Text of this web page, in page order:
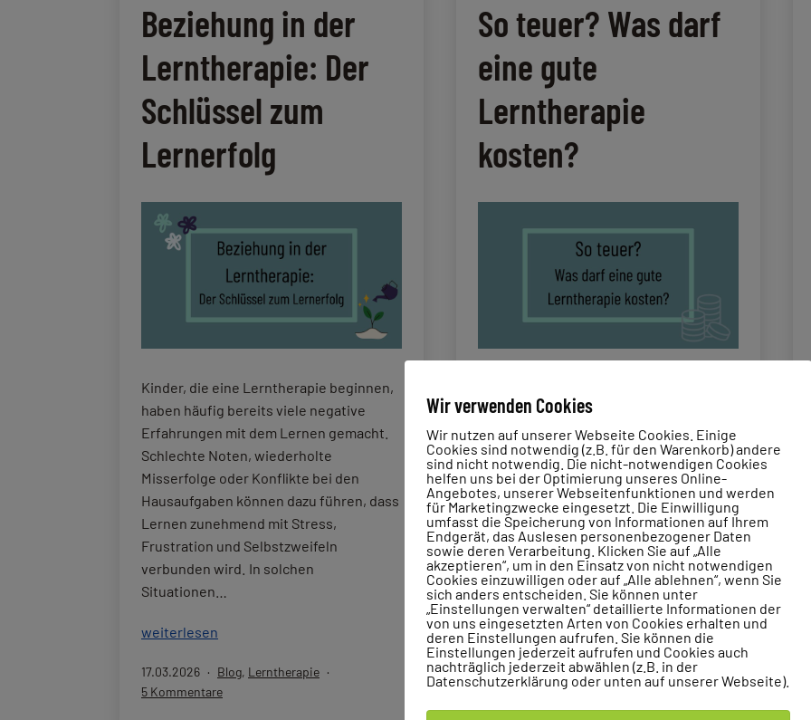
Beziehung in der
Lerntherapie: Der
Schlüssel zum
Lernerfolg
Kinder, die eine Lerntherapie beginnen,
haben häufig bereits viele negative
Erfahrungen mit dem Lernen gemacht.
Schlechte Noten, wiederholte
Misserfolge oder Konflikte bei den
Hausaufgaben können dazu führen, dass
Lernen zunehmend mit Stress,
Frustration und Selbstzweifeln
verbunden wird. In solchen
Situationen…
Beziehung
der
Lerntherapie:
weiterlesen
Veröffentlicht
am
17.03.2026
Kategorisiert
als
Blog, Lerntherapie
5 Kommentarezu
So teuer? Was darf
eine gute
Lerntherapie
kosten?
Lerntherapie für das eigene Kind stellen
sich Eltern zwangsläufig eine
entscheidende Frage: Welche Kosten
sind für eine effektive Lerntherapie
eigentlich gerechtfertigt? In diesem
Blogbeitrag betrachte ich die
unterschiedlichen Faktoren, die sich auf
die Kosten…
So
teuer?
Was
darf
weiterlesen
Veröffentlicht
am
01.03.2026
Kategorisiert
als
Blog,Lerntherapie
Keine Kommentarezu
So
Wir verwenden Cookies
Wir nutzen auf unserer Webseite Cookies. Einige
Cookies sind notwendig (z.B. für den Warenkorb) andere
sind nicht notwendig. Die nicht-notwendigen Cookies
helfen uns bei der Optimierung unseres Online-
Angebotes, unserer Webseitenfunktionen und werden
für Marketingzwecke eingesetzt. Die Einwilligung
umfasst die Speicherung von Informationen auf Ihrem
Endgerät, das Auslesen personenbezogener Daten
sowie deren Verarbeitung. Klicken Sie auf „Alle
akzeptieren“, um in den Einsatz von nicht notwendigen
Cookies einzuwilligen oder auf „Alle ablehnen“, wenn Sie
sich anders entscheiden. Sie können unter
„Einstellungen verwalten“ detaillierte Informationen der
von uns eingesetzten Arten von Cookies erhalten und
deren Einstellungen aufrufen. Sie können die
Einstellungen jederzeit aufrufen und Cookies auch
nachträglich jederzeit abwählen (z.B. in der
Datenschutzerklärung oder unten auf unserer Webseite).